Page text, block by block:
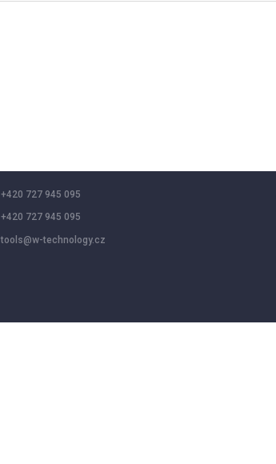
+420 727 945 095
+420 727 945 095
tools@w-technology.cz